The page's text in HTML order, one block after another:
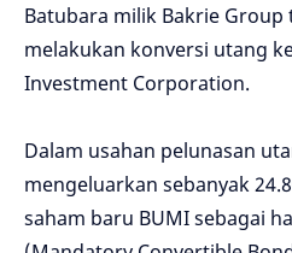
Batubara milik Bakrie
melakukan konversi utang
Investment Corporation.
Dalam usahan pelunasan
mengeluarkan sebanyak
saham baru BUMI sebagai